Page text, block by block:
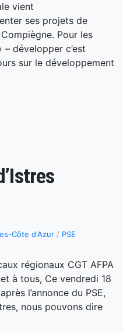
vient
ses projets de
Pour les
– développer c’est
sur le développement
Côte d'Azur / PSE
régionaux CGT AFPA
à tous, Ce vendredi 18
l’annonce du PSE,
nous pouvons dire